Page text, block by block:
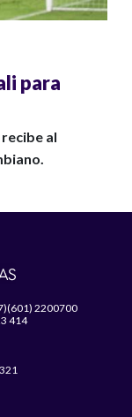
para
al
2200700
414